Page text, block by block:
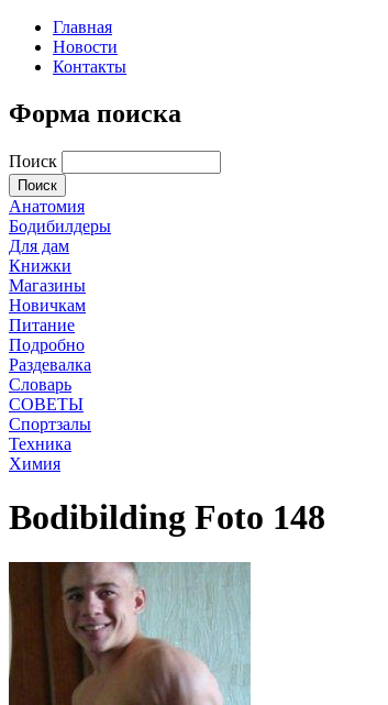
Главная
Новости
Контакты
Форма поиска
Поиск
Анатомия
Бодибилдеры
Для дам
Книжки
Магазины
Новичкам
Питание
Подробно
Раздевалка
Словарь
СОВЕТЫ
Спортзалы
Техника
Химия
Bodibilding Foto 148